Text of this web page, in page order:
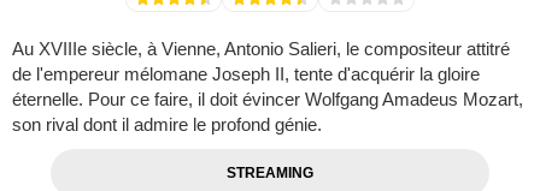
Au XVIIIe siècle, à Vienne, Antonio Salieri, le compositeur attitré
de l'empereur mélomane Joseph II, tente d'acquérir la gloire
éternelle. Pour ce faire, il doit évincer Wolfgang Amadeus Mozart,
son rival dont il admire le profond génie.
STREAMING